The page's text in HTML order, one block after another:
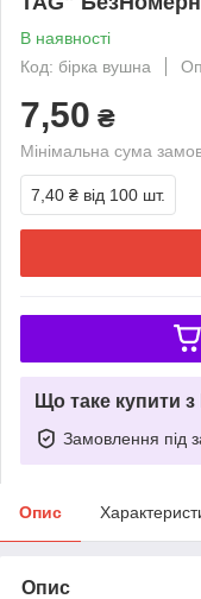
В наявності
Код: бірка вушна
7,50 ₴
Мінімальна сума
7,40 ₴ від 100 шт.
Що таке купити
Замовлення під
Опис
Опис